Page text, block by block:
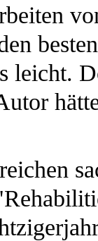
leicht.